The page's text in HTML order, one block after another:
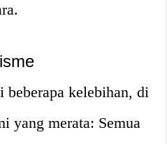
kelebihan, di
yang merata: Semua